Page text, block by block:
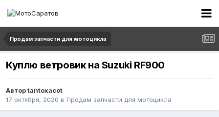
Продам запчасти для мотоцикла
Куплю ветровик на Suzuki RF900
Авторtantoxacot
17 октября, 2020 в Продам запчасти для мотоцикла